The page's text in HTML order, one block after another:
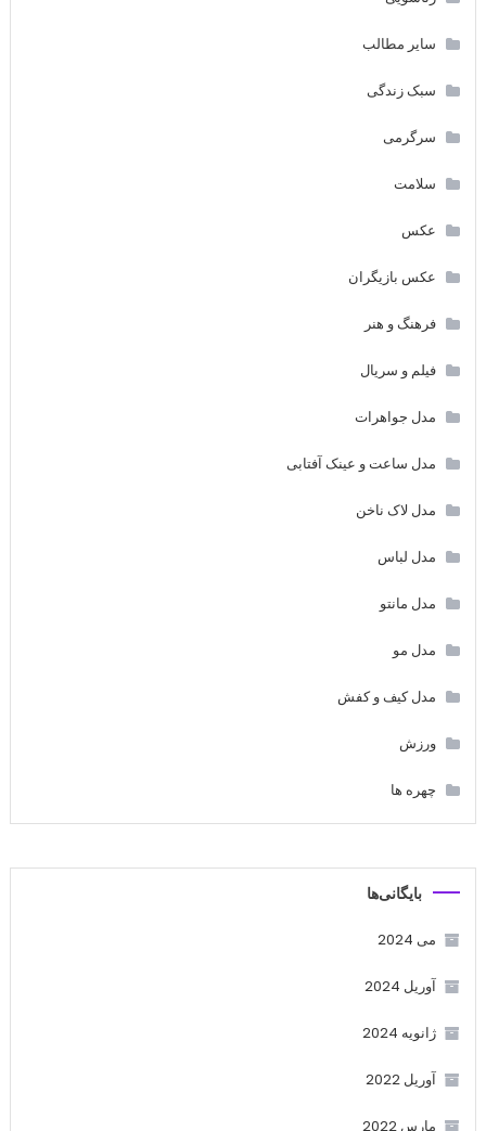
سایر مطالب
سبک زندگی
سرگرمی
سلامت
عکس
عکس بازیگران
فرهنگ و هنر
فیلم و سریال
مدل جواهرات
مدل ساعت و عینک آفتابی
مدل لاک ناخن
مدل لباس
مدل مانتو
مدل مو
مدل کیف و کفش
ورزش
چهره ها
بایگانی‌ها
می 2024
آوریل 2024
ژانویه 2024
آوریل 2022
مارس 2022